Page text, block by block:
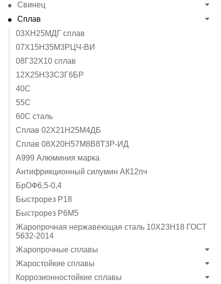
Свинец
Сплав
03ХН25МДГ сплав
07Х15Н35М3РЦЧ-ВИ
08Г32Х10 сплав
12Х25Н33С3Г6БР
40C
55С
60С сталь
Cплав 02Х21Н25М4ДБ
Cплав 08Х20Н57М8В8Т3Р-ИД
А999 Алюминия марка
Антифрикционный силумин АК12пч
БрОФ6,5-0,4
Быстрорез Р18
Быстрорез Р6М5
Жаропрочная нержавеющая сталь 10Х23Н18 ГОСТ
5632-2014
Жаропрочные сплавы
Жаростойкие сплавы
Коррозионностойкие сплавы